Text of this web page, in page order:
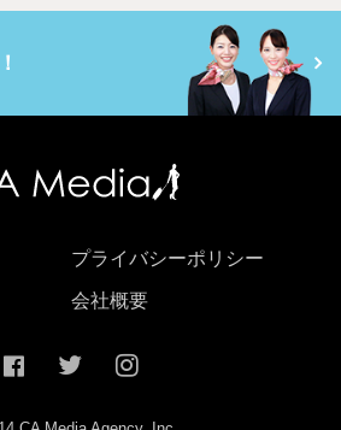
プライバシーポリシー
会社概要